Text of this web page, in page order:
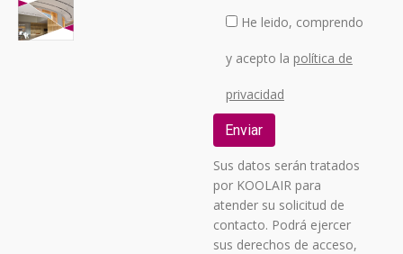
He leido, comprendo
y acepto la política de
privacidad
Sus datos serán tratados
por KOOLAIR para
atender su solicitud de
contacto. Podrá ejercer
sus derechos de acceso,